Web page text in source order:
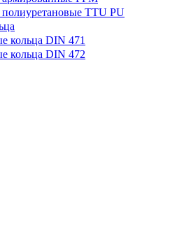
TTU PU
кольца DIN 471
кольца DIN 472